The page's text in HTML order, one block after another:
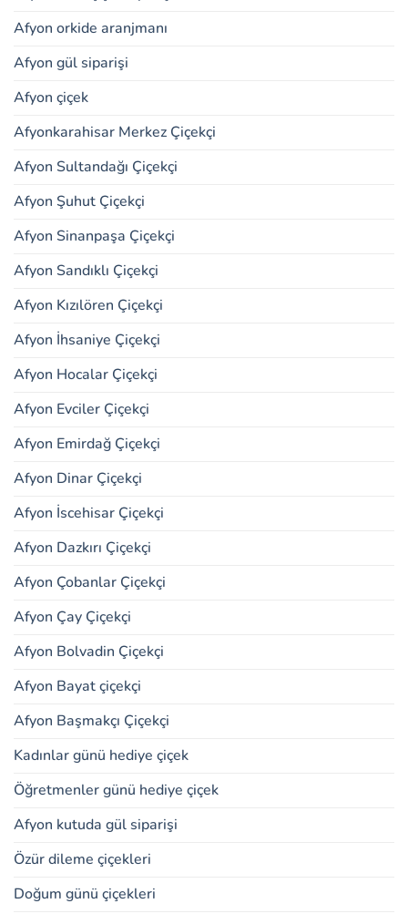
Afyon orkide aranjmanı
Afyon gül siparişi
Afyon çiçek
Afyonkarahisar Merkez Çiçekçi
Afyon Sultandağı Çiçekçi
Afyon Şuhut Çiçekçi
Afyon Sinanpaşa Çiçekçi
Afyon Sandıklı Çiçekçi
Afyon Kızılören Çiçekçi
Afyon İhsaniye Çiçekçi
Afyon Hocalar Çiçekçi
Afyon Evciler Çiçekçi
Afyon Emirdağ Çiçekçi
Afyon Dinar Çiçekçi
Afyon İscehisar Çiçekçi
Afyon Dazkırı Çiçekçi
Afyon Çobanlar Çiçekçi
Afyon Çay Çiçekçi
Afyon Bolvadin Çiçekçi
Afyon Bayat çiçekçi
Afyon Başmakçı Çiçekçi
Kadınlar günü hediye çiçek
Öğretmenler günü hediye çiçek
Afyon kutuda gül siparişi
Özür dileme çiçekleri
Doğum günü çiçekleri